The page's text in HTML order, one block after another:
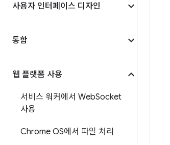
사용자 인터페이스 디자인
통합
웹 플랫폼 사용
서비스 워커에서 WebSocket
사용
Chrome OS에서 파일 처리